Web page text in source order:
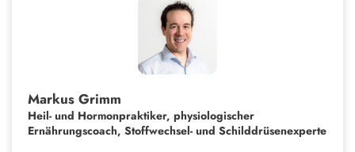
Markus Grimm
Heil- und Hormonpraktiker, physiologischer
Ernährungscoach, Stoffwechsel- und Schilddrüsenexperte